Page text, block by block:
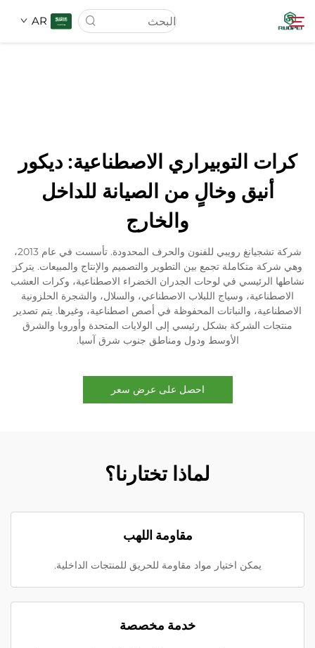
AR
عنّا
تنزيل
الاتصال
كرات التوبيراري الاصطناعية: ديكور
أنيق وخالٍ من الصيانة للداخل
والخارج
شركة تشجيانغ رويبي للفنون والحرف المحدودة. تأسست في عام 2013،
وهي شركة متكاملة تجمع بين التطوير والتصميم والإنتاج والمبيعات. يتركز
نشاطها الرئيسي في لوحات الجدران الخضراء الاصطناعية، وكرات العشب
الاصطناعية، وسياج اللبلاب الاصطناعي، والسلال، والشجرة الحلزونية
الاصطناعية، والنباتات المحفوظة في أصص اصطناعية، وغيرها. يتم تصدير
منتجات الشركة بشكل رئيسي إلى الولايات المتحدة وأوروبا والشرق
الأوسط ودول ومناطق جنوب شرق آسيا.
احصل على عرض سعر
لماذا تختارنا؟
مقاومة اللهب
يمكن اختيار مواد مقاومة للحريق للمنتجات الداخلية.
خدمة مخصصة